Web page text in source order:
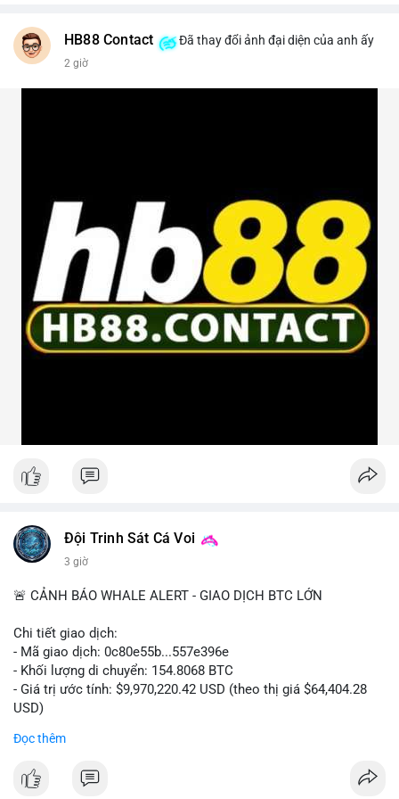
HB88 Contact Đã thay đổi ảnh đại diện của anh ấy
2 giờ
Đội Trinh Sát Cá Voi
3 giờ
🚨 CẢNH BÁO WHALE ALERT - GIAO DỊCH BTC LỚN
Chi tiết giao dịch:
- Mã giao dịch: 0c80e55b...557e396e
- Khối lượng di chuyển: 154.8068 BTC
- Giá trị ước tính: $9,970,220.42 USD (theo thị giá $64,404.28
USD)
xác nhận di chuyển trong mempool. Với quy mô này, khả năng
Đọc thêm